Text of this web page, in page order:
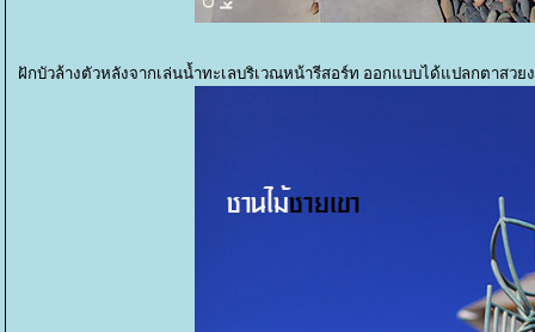
ฝักบัวล้างตัวหลังจากเล่นน้ำทะเลบริเวณหน้ารีสอร์ท ออกแบบได้แปลกตาสวย